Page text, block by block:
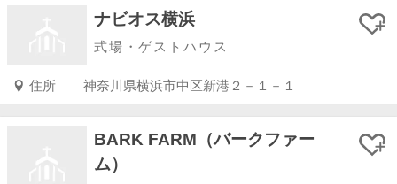
ナビオス横浜
式場・ゲストハウス
住所 神奈川県横浜市中区新港２－１－１
BARK FARM（バークファー
ム）